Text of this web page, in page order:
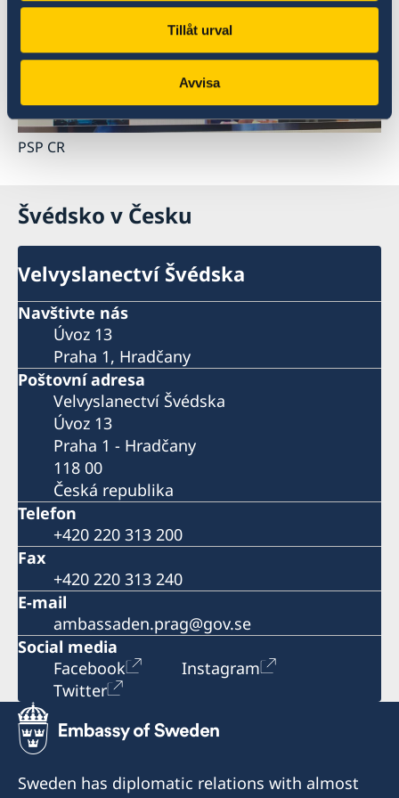
Tillåt urval
Avvisa
PSP CR
Švédsko v Česku
Velvyslanectví Švédska
Navštivte nás
Úvoz 13
Praha 1, Hradčany
Poštovní adresa
Velvyslanectví Švédska
Úvoz 13
Praha 1 - Hradčany
118 00
Česká republika
Telefon
+420 220 313 200
Fax
+420 220 313 240
E-mail
ambassaden.prag@gov.se
Social media
Facebook
Instagram
Twitter
Sweden has diplomatic relations with almost